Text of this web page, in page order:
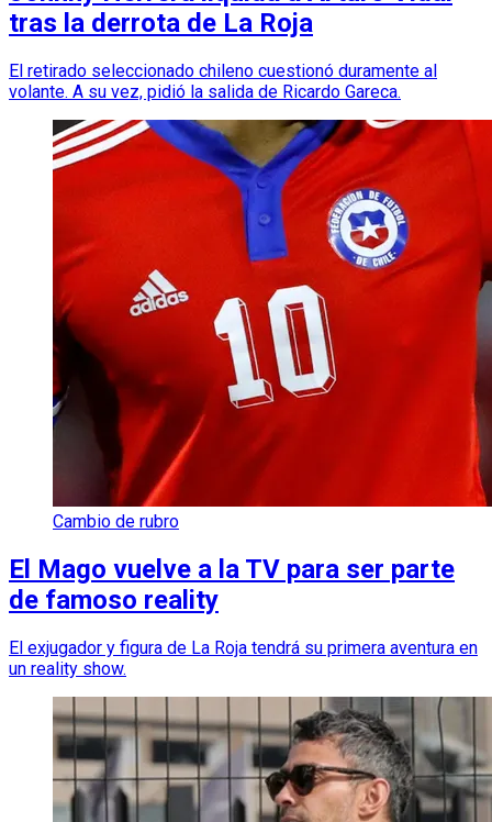
tras la derrota de La Roja
El retirado seleccionado chileno cuestionó duramente al
volante. A su vez, pidió la salida de Ricardo Gareca.
Cambio de rubro
El Mago vuelve a la TV para ser parte
de famoso reality
El exjugador y figura de La Roja tendrá su primera aventura en
un reality show.